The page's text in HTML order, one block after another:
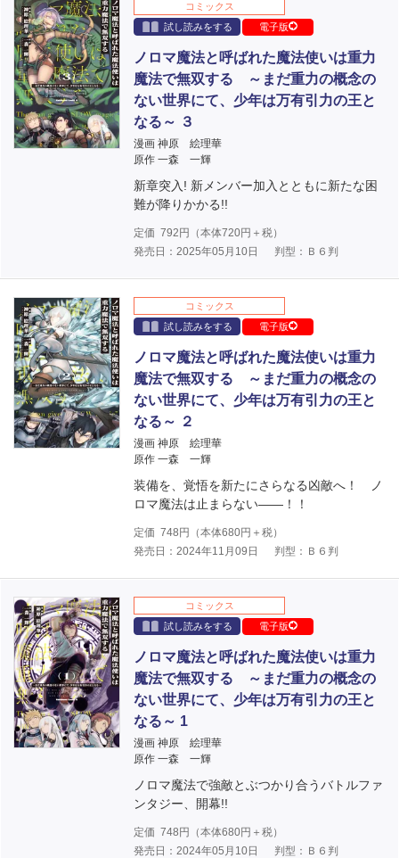
コミックス
試し読みをする
電子版
ノロマ魔法と呼ばれた魔法使いは重力
魔法で無双する ～まだ重力の概念の
ない世界にて、少年は万有引力の王と
なる～ ３
漫画 神原 絵理華
原作 一森 一輝
新章突入! 新メンバー加入とともに新たな困
難が降りかかる!!
定価 792 円（本体720円＋税）
発売日：2025年05月10日
判型：Ｂ６判
コミックス
試し読みをする
電子版
ノロマ魔法と呼ばれた魔法使いは重力
魔法で無双する ～まだ重力の概念の
ない世界にて、少年は万有引力の王と
なる～ ２
漫画 神原 絵理華
原作 一森 一輝
装備を、覚悟を新たにさらなる凶敵へ！ ノ
ロマ魔法は止まらない――！！
定価 748 円（本体680円＋税）
発売日：2024年11月09日
判型：Ｂ６判
コミックス
試し読みをする
電子版
ノロマ魔法と呼ばれた魔法使いは重力
魔法で無双する ～まだ重力の概念の
ない世界にて、少年は万有引力の王と
なる～ 1
漫画 神原 絵理華
原作 一森 一輝
ノロマ魔法で強敵とぶつかり合うバトルファ
ンタジー、開幕!!
定価 748 円（本体680円＋税）
発売日：2024年05月10日
判型：Ｂ６判